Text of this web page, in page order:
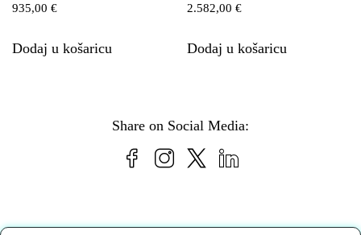
935,00 €
Dodaj u košaricu
2.582,00€
Dodaj u košaricu
Share on Social Media: